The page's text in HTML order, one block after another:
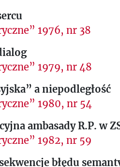
1976, nr 38
1979, nr 48
a niepodległość
1980, nr 54
ambasady R.P. w
1982, nr 59
błędu